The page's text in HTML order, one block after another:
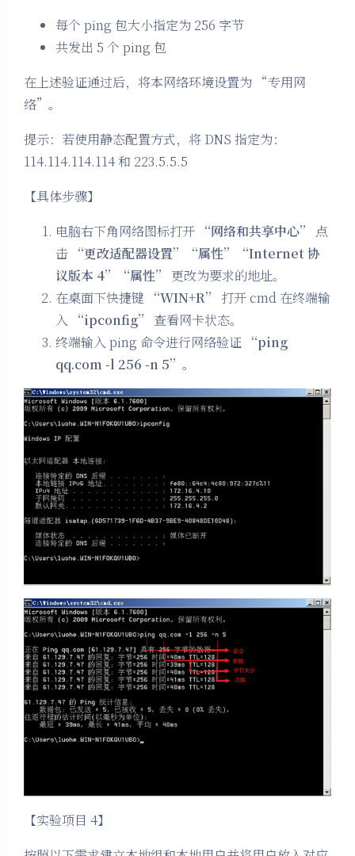
每个 ping 包大小指定为 256 字节
共发出 5 个 ping 包
在上述验证通过后，将本网络环境设置为 “专用网
络”。
提示：若使用静态配置方式，将 DNS 指定为：
114.114.114.114 和 223.5.5.5
【具体步骤】
电脑右下角网络图标打开 “网络和共享中心”
点
击
“更改适配器设置”“属性”“Internet 协
议版本 4”“属性”
更改为要求的地址。
在桌面下快捷键
“WIN+R”
打开 cmd 在终端输
入
“ipconfig”
查看网卡状态。
终端输入 ping 命令进行网络验证 “ping
qq.com -l 256 -n 5” 。
【实验项目 4】